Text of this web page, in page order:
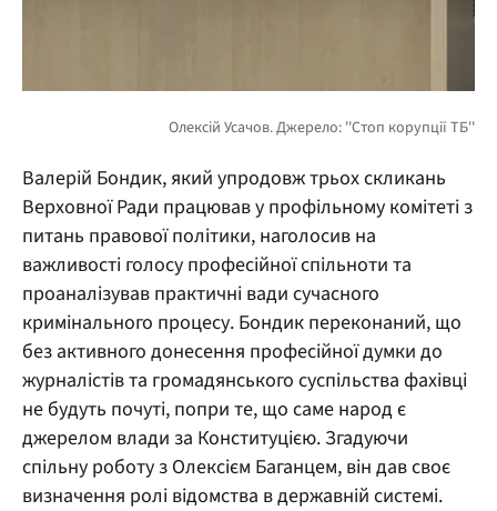
Валерій Бондик, який упродовж трьох скликань
Верховної Ради працював у профільному комітеті з
питань правової політики, наголосив на
важливості голосу професійної спільноти та
проаналізував практичні вади сучасного
кримінального процесу. Бондик переконаний, що
без активного донесення професійної думки до
журналістів та громадянського суспільства фахівці
не будуть почуті, попри те, що саме народ є
джерелом влади за Конституцією. Згадуючи
спільну роботу з Олексієм Баганцем, він дав своє
визначення ролі відомства в державній системі.